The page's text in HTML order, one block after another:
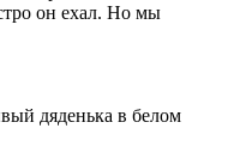
он ехал. Но мы
дяденька в белом